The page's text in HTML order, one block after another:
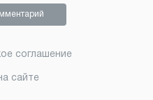
соглашение
сайте